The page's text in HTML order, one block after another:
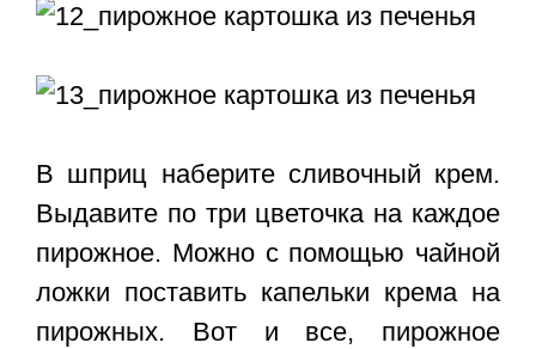
В шприц наберите сливочный крем.
Выдавите по три цветочка на каждое
пирожное. Можно с помощью чайной
ложки поставить капельки крема на
пирожных. Вот и все, пирожное